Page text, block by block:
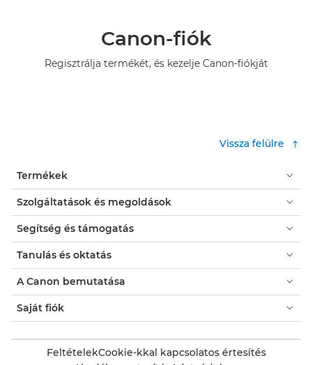
Canon-fiók
Regisztrálja termékét, és kezelje Canon-fiókját
Vissza felülre
Termékek
Szolgáltatások és megoldások
Segítség és támogatás
Tanulás és oktatás
A Canon bemutatása
Saját fiók
FeltételekCookie-kkal kapcsolatos értesítés